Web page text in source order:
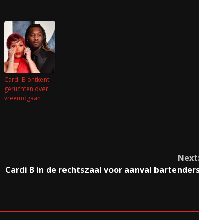
Cardi B ontkent
geruchten over
vreemdgaan
Cardi B in de rechtszaal voor aanval